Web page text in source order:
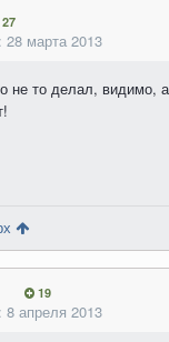
27
28 марта 2013
не то делал, видимо,
19
8 апреля 2013